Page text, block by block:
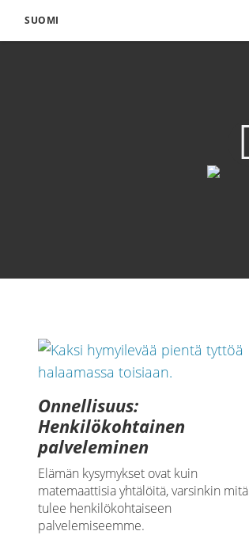
SUOMI
Onnellisuus:
Henkilökohtainen
palveleminen
Elämän kysymykset ovat kuin
matemaattisia yhtälöitä, varsinkin mitä
tulee henkilökohtaiseen
palvelemiseemme.